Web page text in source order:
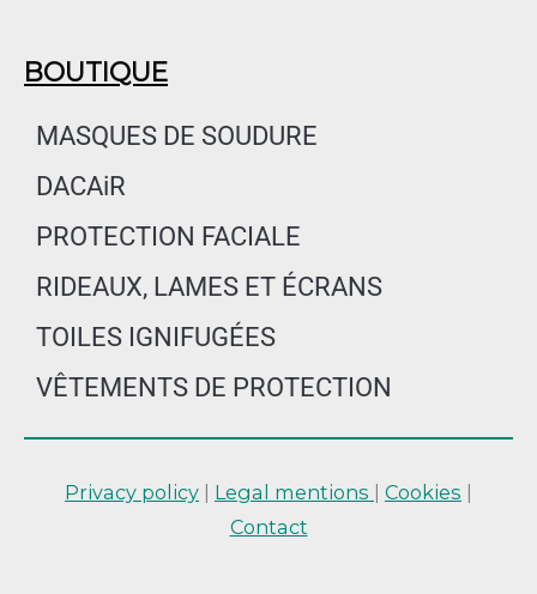
BOUTIQUE
MASQUES DE SOUDURE
DACAiR
PROTECTION FACIALE
RIDEAUX, LAMES ET ÉCRANS
TOILES IGNIFUGÉES
VÊTEMENTS DE PROTECTION
Privacy policy | Legal mentions | Cookies |
Contact